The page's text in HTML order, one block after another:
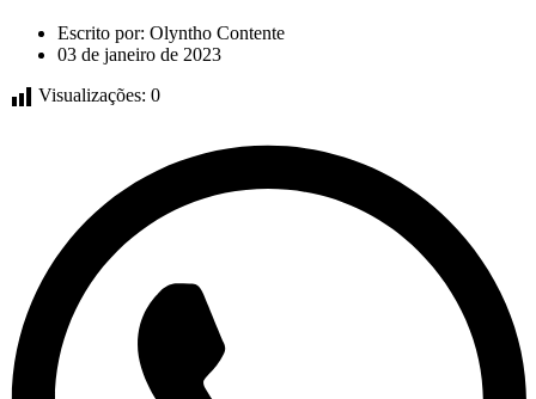
Escrito por: Olyntho Contente
03 de janeiro de 2023
Visualizações: 0